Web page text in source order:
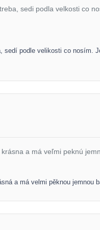
sedi podla velkosti co
sedí podle velikosti co nosím.
a má veľmi peknú
a má velmi pěknou jemnou